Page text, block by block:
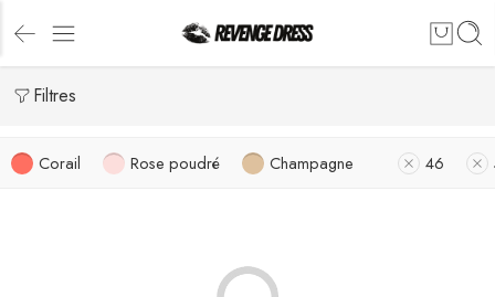
Filtres
Corail Rose poudré Champagne 46